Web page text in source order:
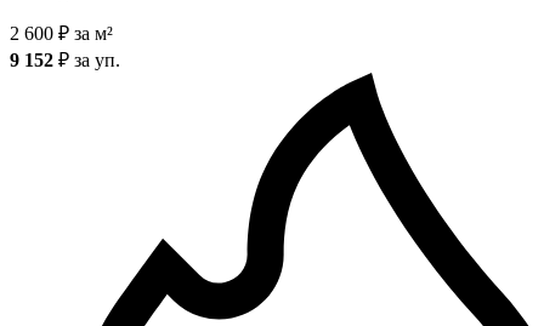
2 600 ₽ за м²
9 152 ₽ за уп.